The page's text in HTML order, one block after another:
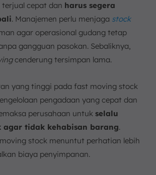
cepat dan harus segera
. Manajemen perlu menjaga stock
agar operasional gudang tetap
gangguan pasokan. Sebaliknya,
cenderung tersimpan lama.
yang tinggi pada fast moving stock
pengadaan yang cepat dan
perusahaan untuk selalu
agar tidak kehabisan barang.
stock menuntut perhatian lebih
biaya penyimpanan.